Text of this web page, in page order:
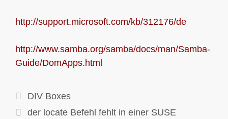
http://support.microsoft.com/kb/312176/de
http://www.samba.org/samba/docs/man/Samba-
Guide/DomApps.html
DIV Boxes
der locate Befehl fehlt in einer SUSE